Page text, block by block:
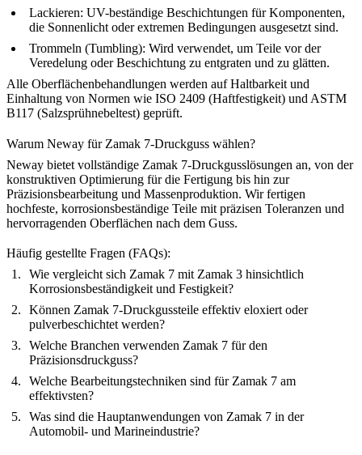
Lackieren: UV-beständige Beschichtungen für Komponenten,
die Sonnenlicht oder extremen Bedingungen ausgesetzt sind.
Trommeln (Tumbling): Wird verwendet, um Teile vor der
Veredelung oder Beschichtung zu entgraten und zu glätten.
Alle Oberflächenbehandlungen werden auf Haltbarkeit und
Einhaltung von Normen wie ISO 2409 (Haftfestigkeit) und ASTM
B117 (Salzsprühnebeltest) geprüft.
Warum Neway für Zamak 7-Druckguss wählen?
Neway bietet vollständige Zamak 7-Druckgusslösungen an, von der
konstruktiven Optimierung für die Fertigung bis hin zur
Präzisionsbearbeitung und Massenproduktion. Wir fertigen
hochfeste, korrosionsbeständige Teile mit präzisen Toleranzen und
hervorragenden Oberflächen nach dem Guss.
Häufig gestellte Fragen (FAQs):
Wie vergleicht sich Zamak 7 mit Zamak 3 hinsichtlich
Korrosionsbeständigkeit und Festigkeit?
Können Zamak 7-Druckgussteile effektiv eloxiert oder
pulverbeschichtet werden?
Welche Branchen verwenden Zamak 7 für den
Präzisionsdruckguss?
Welche Bearbeitungstechniken sind für Zamak 7 am
effektivsten?
Was sind die Hauptanwendungen von Zamak 7 in der
Automobil- und Marineindustrie?